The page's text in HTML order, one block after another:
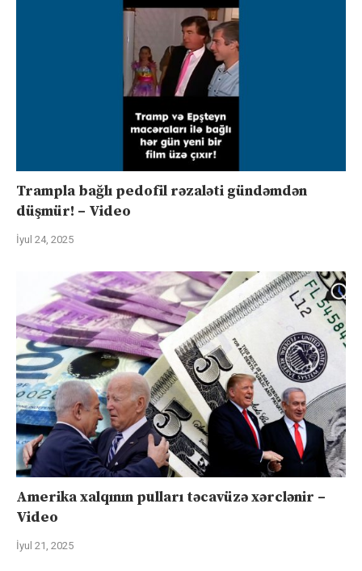
Trampla bağlı pedofil rəzaləti gündəmdən
düşmür! – Video
İyul 24, 2025
Amerika xalqının pulları təcavüzə xərclənir –
Video
İyul 21, 2025